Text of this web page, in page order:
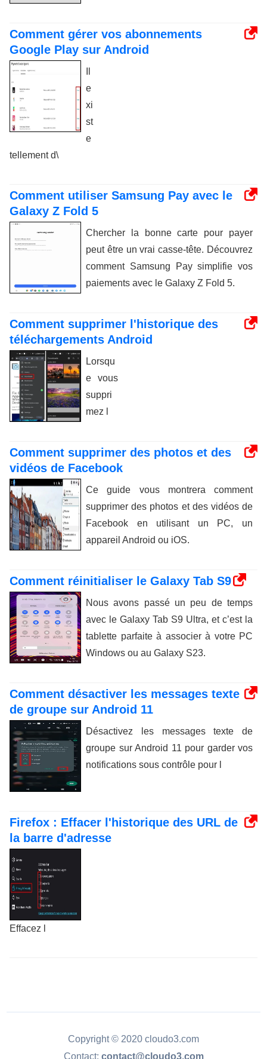
Comment gérer vos abonnements
Google Play sur Android
e
xi
st
e
tellement d\
Comment utiliser Samsung Pay avec le
Galaxy Z Fold 5
Chercher la bonne carte pour payer
peut être un vrai casse-tête. Découvrez
comment Samsung Pay simplifie vos
paiements avec le Galaxy Z Fold 5.
Comment supprimer l'historique des
téléchargements Android
Lorsqu
e vous
suppri
mez l
Comment supprimer des photos et des
vidéos de Facebook
Ce guide vous montrera comment
supprimer des photos et des vidéos de
Facebook en utilisant un PC, un
appareil Android ou iOS.
Comment réinitialiser le Galaxy Tab S9
Nous avons passé un peu de temps
avec le Galaxy Tab S9 Ultra, et c’est la
tablette parfaite à associer à votre PC
Windows ou au Galaxy S23.
Comment désactiver les messages texte
de groupe sur Android 11
Désactivez les messages texte de
groupe sur Android 11 pour garder vos
notifications sous contrôle pour l
Firefox : Effacer l'historique des URL de
la barre d'adresse
Effacez l
Copyright © 2020 cloudo3.com
Contact: contact@cloudo3.com